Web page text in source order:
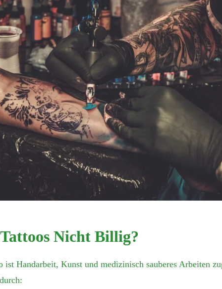
Nicht Billig?
ist Handarbeit, Kunst und medizinisch sauberes Arbeiten